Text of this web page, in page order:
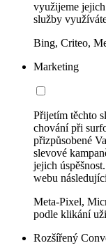
využijeme
služby
Bing, Criteo,
Marketing
Přijetím těchto
chování při
přizpůsobené
slevové
jejich
webu
Meta-Pixel,
podle klikání
Rozšířený